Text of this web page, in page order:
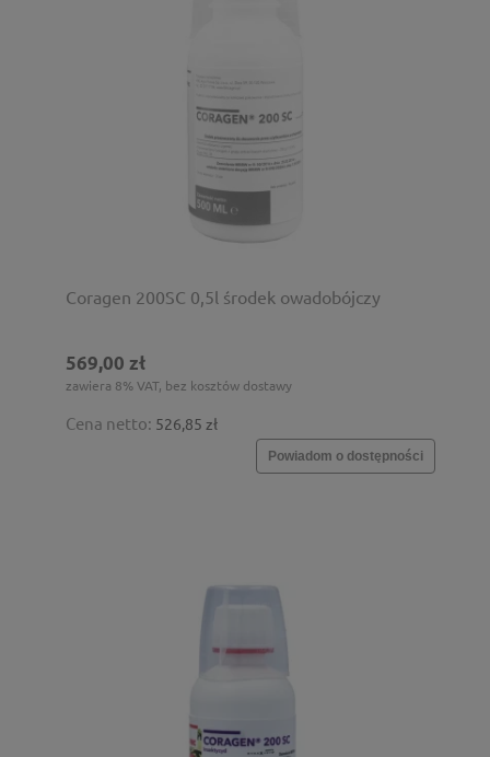
Coragen 200SC 0,5l środek owadobójczy
569,00 zł
zawiera 8% VAT, bez kosztów dostawy
Cena netto: 526,85 zł
Powiadom o dostępności